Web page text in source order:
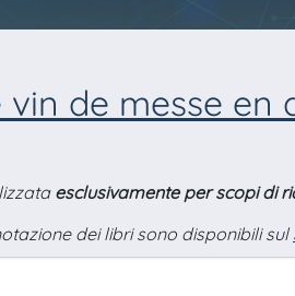
vin de messe en
esclusivamente per scopi di
dei libri sono disponibili sul